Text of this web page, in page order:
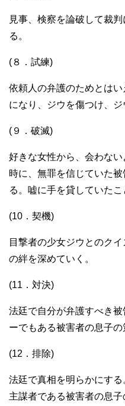
見事、検察を論破して裁
る。
(８．試練)
依頼人の弁護のためとは
になり、ジウを傷つけ、ジ
(９．破滅)
好きな女性から、会わな
時に、無罪を信じていた
る。嘘に手を貸していたこ
(10．契機)
目撃者の少女ジウとのク
の絆を深めていく。
(11．対決)
法廷で自分が弁護すべき
ーでもある被害者の息子の
(12．排除)
法廷で真相を明らかにする
主謀者である被害者の息